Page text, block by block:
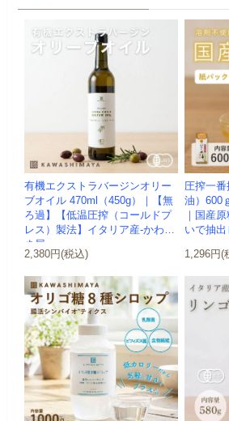
有機エクストラバージンオリー
ブオイル 470ml（450g）｜【無
ろ過】【低温圧搾（コールドプ
レス）製法】イタリア産-かわし
ま屋-
2,380円(税込)
圧搾一
油）600
｜国産
いで抽
1,296円(